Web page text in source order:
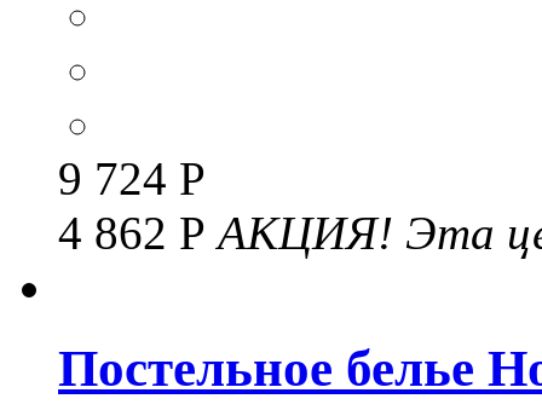
9 724 Р
4 862 РАКЦИЯ! Эта
Постельное белье